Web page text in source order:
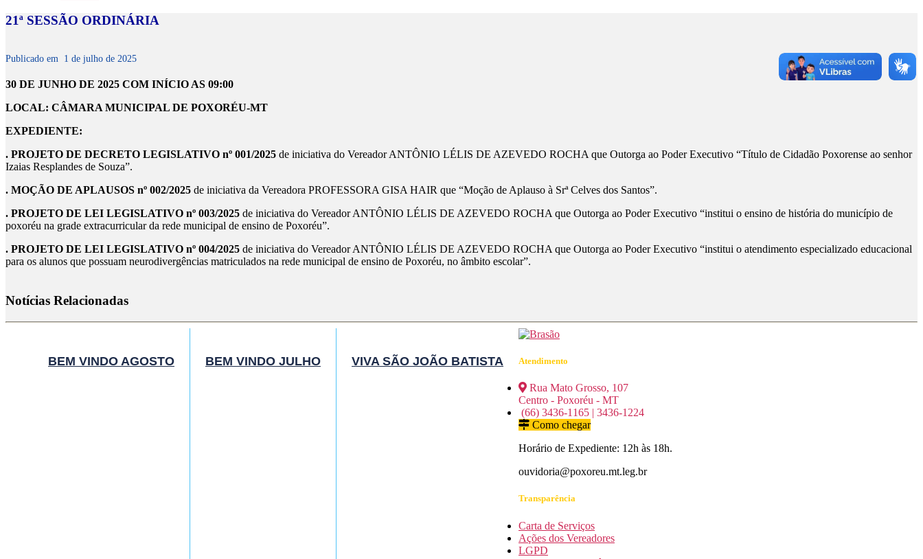
21ª SESSÃO ORDINÁRIA
Publicado em 1 de julho de 2025
30 DE JUNHO DE 2025 COM INÍCIO AS 09:00
LOCAL: CÂMARA MUNICIPAL DE POXORÉU-MT
EXPEDIENTE:
. PROJETO DE DECRETO LEGISLATIVO nº 001/2025 de iniciativa do Vereador ANTÔNIO LÉLIS DE AZEVEDO ROCHA que Outorga ao Poder Executivo “Título de Cidadão Poxorense ao senhor
Izaias Resplandes de Souza”.
. MOÇÃO DE APLAUSOS nº 002/2025 de iniciativa da Vereadora PROFESSORA GISA HAIR que “Moção de Aplauso à Srª Celves dos Santos”.
. PROJETO DE LEI LEGISLATIVO nº 003/2025 de iniciativa do Vereador ANTÔNIO LÉLIS DE AZEVEDO ROCHA que Outorga ao Poder Executivo “institui o ensino de história do município de
poxoréu na grade extracurricular da rede municipal de ensino de Poxoréu”.
. PROJETO DE LEI LEGISLATIVO nº 004/2025 de iniciativa do Vereador ANTÔNIO LÉLIS DE AZEVEDO ROCHA que Outorga ao Poder Executivo “institui o atendimento especializado educacional
para os alunos que possuam neurodivergências matriculados na rede municipal de ensino de Poxoréu, no âmbito escolar”.
Notícias Relacionadas
BEM VINDO AGOSTO BEM VINDO JULHO VIVA SÃO JOÃO BATISTA Atendimento
Rua Mato Grosso, 107
Centro - Poxoréu - MT
(66) 3436-1165 | 3436-1224
Como chegar
Horário de Expediente: 12h às 18h.
ouvidoria@poxoreu.mt.leg.br
Transparência
Carta de Serviços
Ações dos Vereadores
LGPD